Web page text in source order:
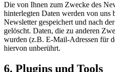
Die von Ihnen zum Zwecke des
hinterlegten Daten werden von uns
Newsletter gespeichert und nach
gelöscht. Daten, die zu anderen
wurden (z.B. E-Mail-Adressen für
hiervon unberührt.
6. Plugins und Tools